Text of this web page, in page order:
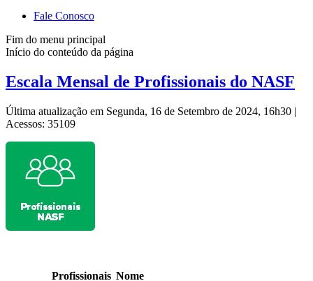
Fale Conosco
Fim do menu principal
Início do conteúdo da página
Escala Mensal de Profissionais do NASF
Última atualização em Segunda, 16 de Setembro de 2024, 16h30 |
Acessos: 35109
Profissionais Nome